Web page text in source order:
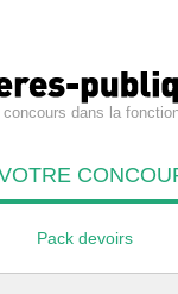
concours dans la
Pack devoirs